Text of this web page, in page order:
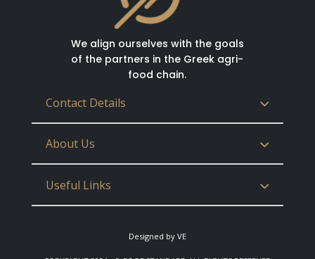
We align ourselves with the goals
of the partners in the Greek agri-
food chain.
Contact Details
About Us
Useful Links
Designed by VE